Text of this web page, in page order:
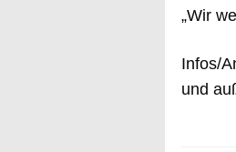
„Wir
Infos/
und